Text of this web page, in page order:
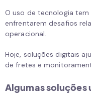
O uso de tecnologia
enfrentarem desafios
operacional.
Hoje, soluções digitais
de fretes e
Algumas soluções